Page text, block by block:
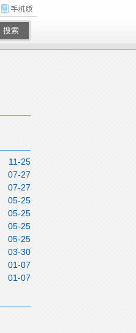
搜索
11-25
07-27
07-27
05-25
05-25
05-25
05-25
03-30
01-07
01-07